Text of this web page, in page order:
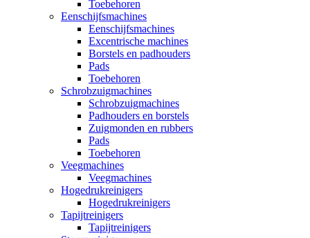
Toebehoren
Eenschijfsmachines
Eenschijfsmachines
Excentrische machines
Borstels en padhouders
Pads
Toebehoren
Schrobzuigmachines
Schrobzuigmachines
Padhouders en borstels
Zuigmonden en rubbers
Pads
Toebehoren
Veegmachines
Veegmachines
Hogedrukreinigers
Hogedrukreinigers
Tapijtreinigers
Tapijtreinigers